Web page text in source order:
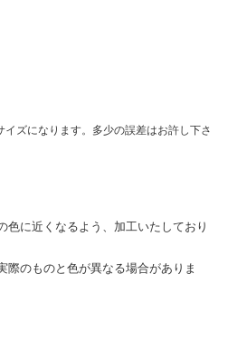
ズになります。多少の誤差はお許し下さ
に近くなるよう、加工いたしており
際のものと色が異なる場合がありま